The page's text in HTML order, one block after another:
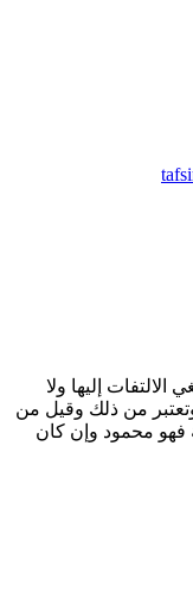
الالتفات إليها ولا
وتعتبر من ذلك وقيل من
فهو محمود وإن كان